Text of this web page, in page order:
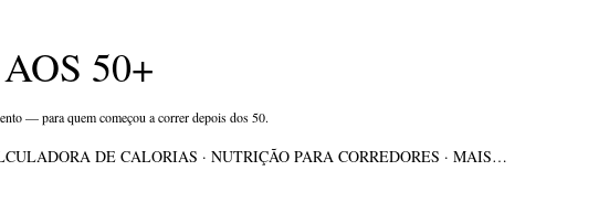
50+
— para quem começou a correr depois dos 50.
DE CALORIAS NUTRIÇÃO PARA CORREDORES MAIS…